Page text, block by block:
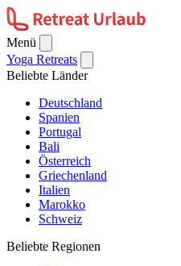
Menü
Yoga Retreats
Beliebte Länder
Deutschland
Spanien
Portugal
Bali
Österreich
Griechenland
Italien
Marokko
Schweiz
Beliebte Regionen